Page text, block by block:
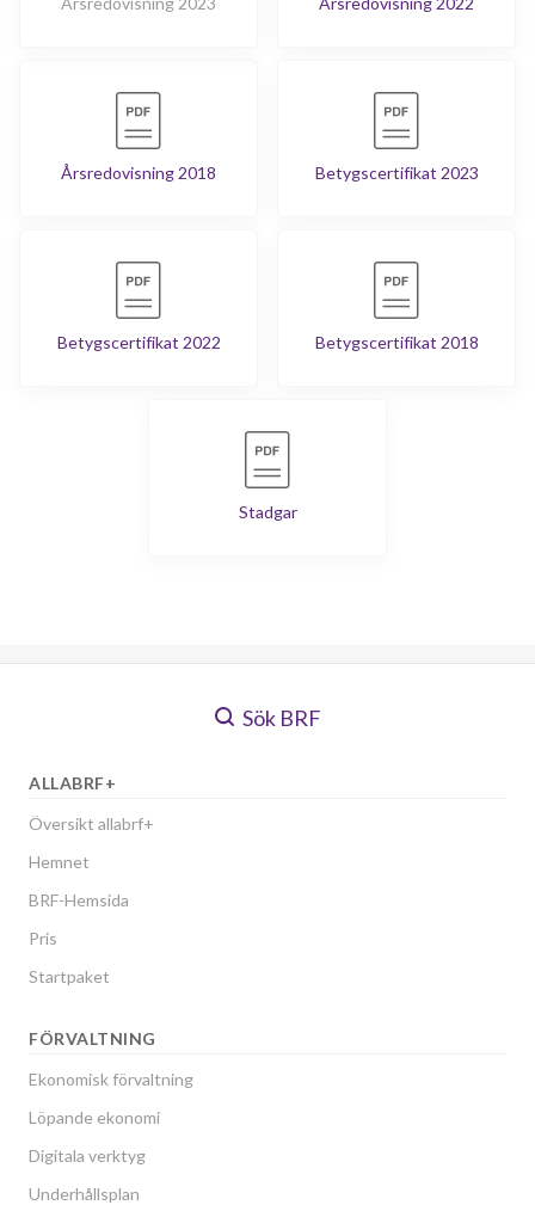
Årsredovisning 2018 Betygscertifikat 2023
Betygscertifikat 2022 Betygscertifikat 2018
Stadgar
Sök BRF
ALLABRF+
Översikt allabrf+
Hemnet
BRF-Hemsida
Pris
Startpaket
FÖRVALTNING
Ekonomisk förvaltning
Löpande ekonomi
Digitala verktyg
Underhållsplan